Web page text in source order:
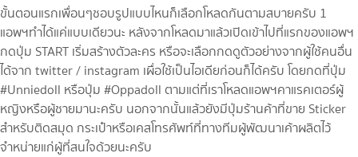
ขั้นตอนแรกเพื่อนๆชอบรูปแบบไหนก็เลือกโหลดกันตามสบายครับ 1
แอพฯทำได้แค่แบบเดียวนะ หลังจากโหลดมาแล้วเปิดเข้าไปที่แรกของแอพฯ
กดปุ่ม START เริ่มสร้างตัวละคร หรือจะเลือกกดดูตัวอย่างจากผู้ใช้คนอื่น
ได้จาก twitter / instagram เผื่อใช้เป็นไอเดียก่อนก็ได้ครับ โดยกดที่ปุ่ม
#Unniedoll หรือปุ่ม #Oppadoll ตามแต่ที่เราโหลดแอพฯคาแรคเตอร์ผู้
หญิงหรือผู้ชายมานะครับ นอกจากนั้นแล้วยังมีปุ่มร้านค้าที่ขาย Sticker
สำหรับติดสมุด กระเป๋าหรือเคสโทรศัพท์ที่ทางทีมผู้พัฒนาเค้าผลิตไว้
จำหน่ายแก่ผู้ที่สนใจด้วยนะครับ